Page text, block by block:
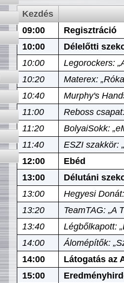
Kezdés
09:00
Regisztráció
10:00
Délelőtti
10:00
Legorockers:
10:20
Materex:
10:40
Murphy's
11:00
Reboss
11:20
BolyaiSokk:
11:40
ESZI szakkör:
12:00
Ebéd
13:00
Délutáni
13:00
Hegyesi
13:20
TeamTAG: „A
13:40
Légbőlkapott:
14:00
Álomépítők:
14:00
Látogatás az
15:00